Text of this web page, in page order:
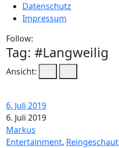
Datenschutz
Impressum
Follow:
Tag: #Langweilig
Ansicht:
6. Juli 2019
6. Juli 2019
Markus
Entertainment, Reingeschaut